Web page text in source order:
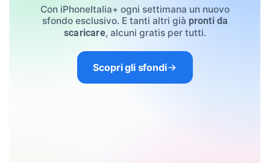
Con iPhoneItalia+ ogni settimana un nuovo
sfondo esclusivo. E tanti altri già pronti da
scaricare, alcuni gratis per tutti.
Scopri gli sfondi